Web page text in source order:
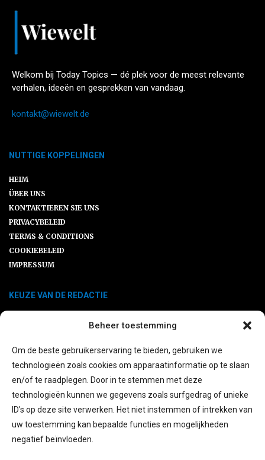
Beheer toestemming
Om de beste gebruikerservaring te bieden, gebruiken we
technologieën zoals cookies om apparaatinformatie op te slaan
en/of te raadplegen. Door in te stemmen met deze
technologieën kunnen we gegevens zoals surfgedrag of unieke
ID's op deze site verwerken. Het niet instemmen of intrekken van
uw toestemming kan bepaalde functies en mogelijkheden
negatief beïnvloeden.
Welkom bij Today Topics — dé plek voor de meest relevante
verhalen, ideeën en gesprekken van vandaag.
kontakt@wiewelt.de
NUTTIGE KOPPELINGEN
HEIM
ÜBER UNS
KONTAKTIEREN SIE UNS
PRIVACYBELEID
TERMS & CONDITIONS
COOKIEBELEID
IMPRESSUM
KEUZE VAN DE REDACTIE
Leitfaden: Wie planen Sie Ihre Balkon-
Die besten Energiespeicheroptionen
für Balkonsolaranlagen